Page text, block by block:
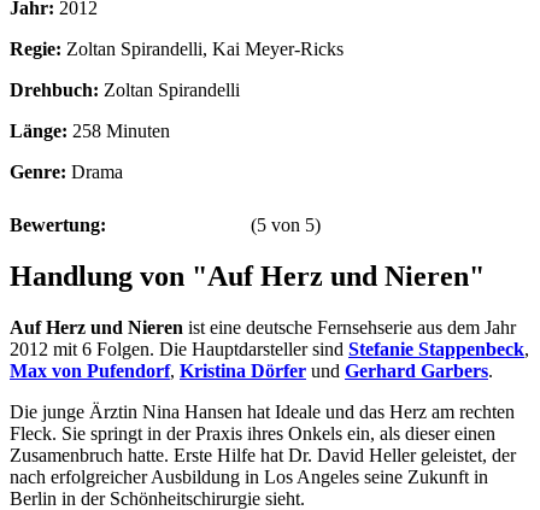
Jahr: 2012
Regie: Zoltan Spirandelli, Kai Meyer-Ricks
Drehbuch: Zoltan Spirandelli
Länge: 258 Minuten
Genre: Drama
Bewertung: (5 von 5)
Handlung von "Auf Herz und Nieren"
Auf Herz und Nieren ist eine deutsche Fernsehserie aus dem Jahr
2012 mit 6 Folgen. Die Hauptdarsteller sind Stefanie Stappenbeck,
Max von Pufendorf, Kristina Dörfer und Gerhard Garbers.
Die junge Ärztin Nina Hansen hat Ideale und das Herz am rechten
Fleck. Sie springt in der Praxis ihres Onkels ein, als dieser einen
Zusamenbruch hatte. Erste Hilfe hat Dr. David Heller geleistet, der
nach erfolgreicher Ausbildung in Los Angeles seine Zukunft in
Berlin in der Schönheitschirurgie sieht.